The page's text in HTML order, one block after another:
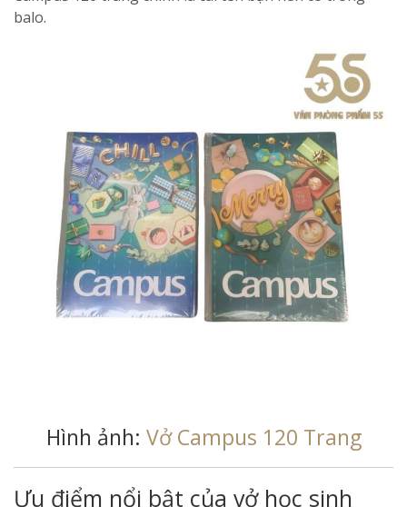
balo.
Hình ảnh: Vở Campus 120 Trang
Ưu điểm nổi bật của vở học sinh